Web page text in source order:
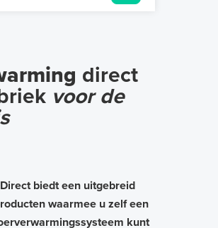
direct
voor de
biedt een uitgebreid
waarmee u zelf een
kunt